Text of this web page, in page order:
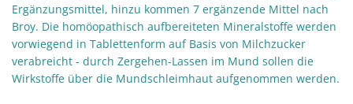
Ergänzungsmittel, hinzu kommen 7 ergänzende Mittel nach
Broy. Die homöopathisch aufbereiteten Mineralstoffe werden
vorwiegend in Tablettenform auf Basis von Milchzucker
verabreicht - durch Zergehen-Lassen im Mund sollen die
Wirkstoffe über die Mundschleimhaut aufgenommen werden.